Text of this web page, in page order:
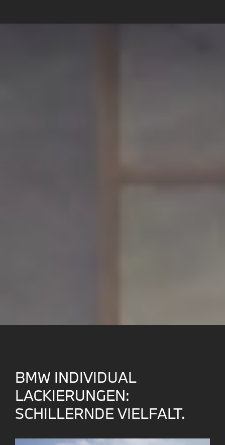
BMW INDIVIDUAL
LACKIERUNGEN:
SCHILLERNDE VIELFALT.